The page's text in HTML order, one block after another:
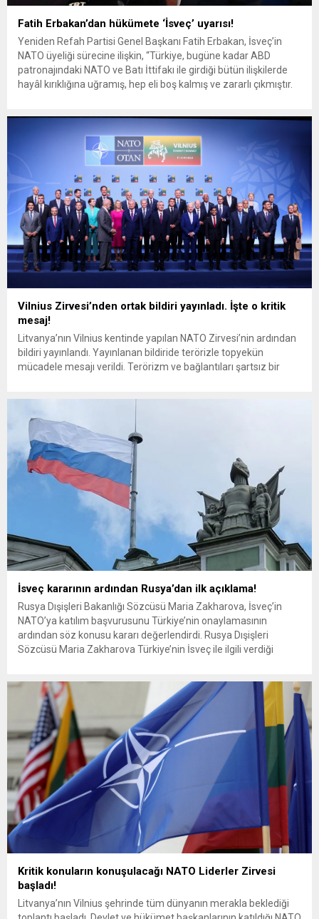
Fatih Erbakan’dan hükümete ‘İsveç’ uyarısı!
Yeniden Refah Partisi Genel Başkanı Fatih Erbakan, İsveç’in
NATO üyeliği sürecine ilişkin, “Türkiye, bugüne kadar ABD
patronajındaki NATO ve Batı İttifakı ile girdiği bütün ilişkilerde
hayâl kırıklığına uğramış, hep eli boş kalmış ve zararlı çıkmıştır.
NATO’ya girişine...
Vilnius Zirvesi’nden ortak bildiri yayınladı. İşte o kritik
mesaj!
Litvanya’nın Vilnius kentinde yapılan NATO Zirvesi’nin ardından
bildiri yayınlandı. Yayınlanan bildiride terörizle topyekün
mücadele mesajı verildi. Terörizm ve bağlantıları şartsız bir
Zirvesi tüm dünyanın ilgi odağı oldu. Cumhurbaşkanı Erdoğan’ın
da katıldığı zirveye Avustralya,...
İsveç kararının ardından Rusya’dan ilk açıklama!
Rusya Dışişleri Bakanlığı Sözcüsü Maria Zakharova, İsveç’in
NATO’ya katılım başvurusunu Türkiye’nin onaylamasının
ardından söz konusu kararı değerlendirdi. Rusya Dışişleri
Sözcüsü Maria Zakharova Türkiye’nin İsveç ile ilgili verdiği
ilişkilerini geliştirmekte istekli. Türkiye’nin NATO’ya
yükümlülükleri var bu konuda yanılgı...
Kritik konuların konuşulacağı NATO Liderler Zirvesi
başladı!
Litvanya’nın Vilnius şehrinde tüm dünyanın merakla beklediği